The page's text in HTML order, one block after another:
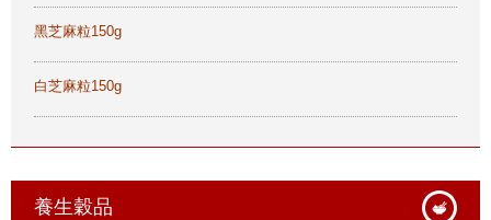
黑芝麻粒150g
白芝麻粒150g
養生穀品